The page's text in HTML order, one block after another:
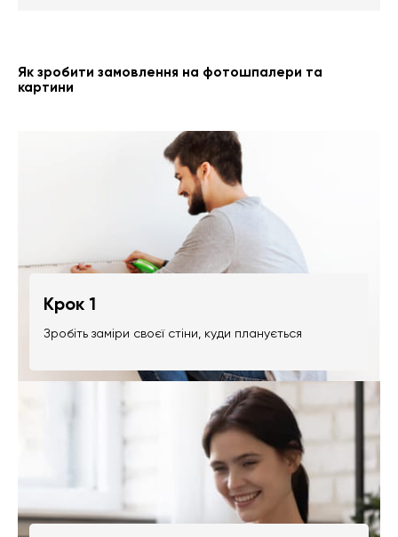
Як зробити замовлення на фотошпалери та
картини
Крок 1
Зробіть заміри своєї стіни, куди планується